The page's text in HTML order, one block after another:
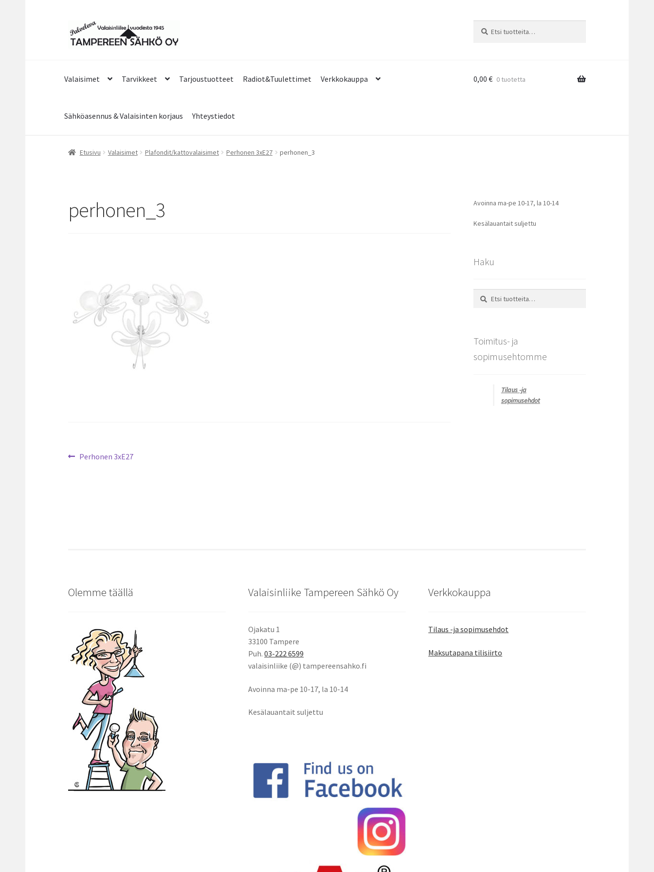
Siirry
navigointiin
Siirry
sisältöön
Valaisimet Tarvikkeet Tarjoustuotteet Radiot&Tuulettimet Verkkokauppa
Sähköasennus & Valaisinten korjaus Yhteystiedot
0,00 € 0 tuotetta
Etusivu Valaisimet Plafondit/kattovalaisimet Perhonen 3xE27 perhonen_3
perhonen_3
Artikkelien
Edellinen
Perhonen 3xE27
Avoinna ma-pe 10-17, la 10-14
Kesälauantait suljettu
Haku
Etsi:
Haku
Toimitus- ja
sopimusehtomme
Tilaus -ja
sopimusehdot
Olemme täällä Valaisinliike Tampereen Sähkö Oy
Ojakatu 1
33100 Tampere
Puh.03-222 6599
valaisinliike (@) tampereensahko.fi
Avoinna ma-pe 10-17, la 10-14
Kesälauantait suljettu
Verkkokauppa
Tilaus -ja sopimusehdot
Maksutapana tilisiirto